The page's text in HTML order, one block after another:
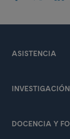
ASISTENCIA
INVESTIGACIÓN
DOCENCIA Y